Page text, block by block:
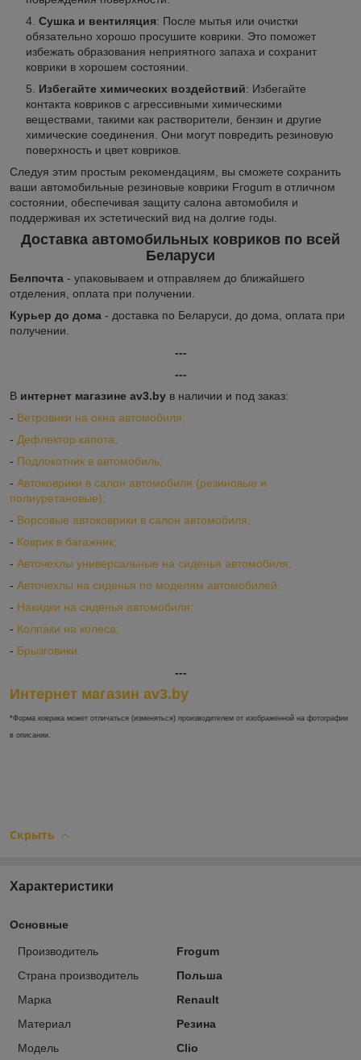
Сушка и вентиляция: После мытья или очистки
обязательно хорошо просушите коврики. Это поможет
избежать образования неприятного запаха и сохранит
коврики в хорошем состоянии.
Избегайте химических воздействий: Избегайте
контакта ковриков с агрессивными химическими
веществами, такими как растворители, бензин и другие
химические соединения. Они могут повредить резиновую
поверхность и цвет ковриков.
Следуя этим простым рекомендациям, вы сможете сохранить
ваши автомобильные резиновые коврики Frogum в отличном
состоянии, обеспечивая защиту салона автомобиля и
поддерживая их эстетический вид на долгие годы.
Доставка автомобильных ковриков по всей
Беларуси
Белпочта - упаковываем и отправляем до ближайшего
отделения, оплата при получении.
Курьер до дома - доставка по Беларуси, до дома, оплата при
получении.
---
---
В интернет магазине av3.by в наличии и под заказ:
- Ветровики на окна автомобиля;
- Дефлектор капота;
- Подлокотник в автомобиль;
- Автоковрики в салон автомобиля (резиновые и
полиуретановые);
- Ворсовые автоковрики в салон автомобиля;
- Коврик в багажник;
- Авточехлы универсальные на сиденья автомобиля;
- Авточехлы на сиденья по моделям автомобилей;
- Накидки на сиденья автомобиля;
- Колпаки на колеса;
- Брызговики.
---
Интернет магазин av3.by
*Форма коврика может отличаться (изменяться) производителем от изображенной на фотографии
в описании.
Скрыть
Характеристики
Основные
Производитель
Frogum
Страна производитель
Польша
Марка
Renault
Материал
Резина
Модель
Clio